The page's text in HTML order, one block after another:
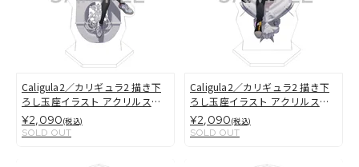
Caligula2／カリギュラ2 描き下
ろし玉座イラスト アクリルスタ
ンド 主人公(女）
¥2,090(税込)
SOLD OUT
Caligula2／カリギュラ2 描き下
ろし玉座イラスト アクリルスタ
ンド 能登吟
¥2,090(税込)
SOLD OUT